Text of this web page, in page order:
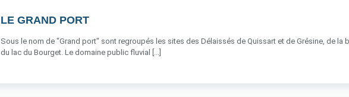
LE GRAND PORT
Sous le nom de "Grand port" sont regroupés les sites des Délaissés de Quissart et de Grésine, de la
du lac du Bourget. Le domaine public fluvial [...]